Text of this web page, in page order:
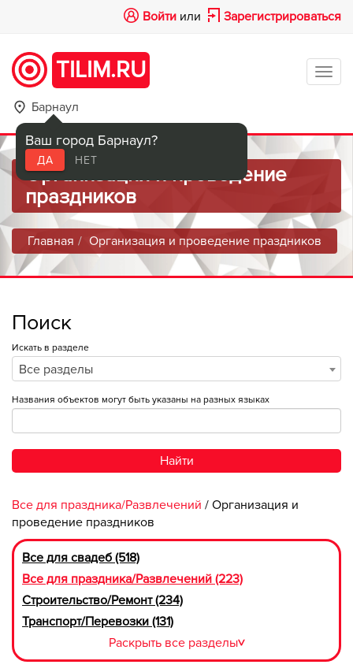
Войти или Зарегистрироваться
TILIM.RU
Барнаул
Ваш город Барнаул?
ДА НЕТ
Организация и проведение
праздников
Главная Организация и проведение праздников
Поиск
Искать в разделе
Все разделы
Названия объектов могут быть указаны на разных языках
Найти
Все для праздника/Развлечений / Организация и
проведение праздников
Все для свадеб (518)
Все для праздника/Развлечений (223)
Строительство/Ремонт (234)
Транспорт/Перевозки (131)
Раскрыть все разделы>